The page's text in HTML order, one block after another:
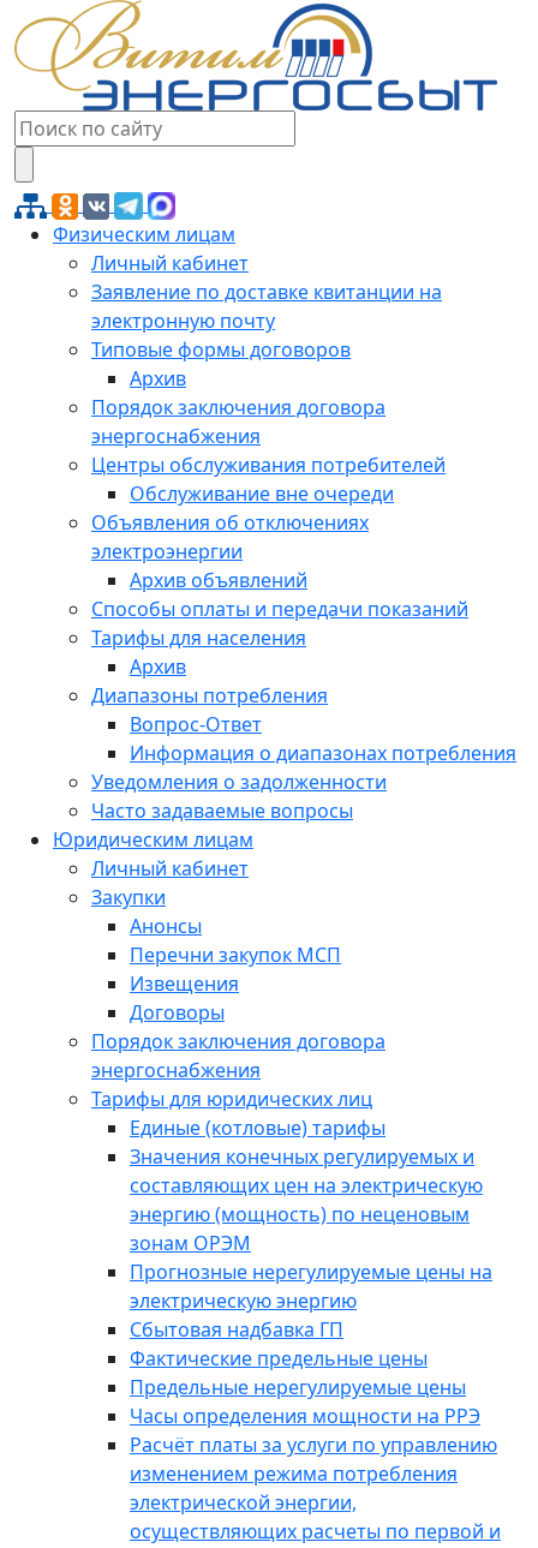
Физическим лицам
Личный кабинет
Заявление по доставке квитанции на
электронную почту
Типовые формы договоров
Архив
Порядок заключения договора
энергоснабжения
Центры обслуживания потребителей
Обслуживание вне очереди
Объявления об отключениях
электроэнергии
Архив объявлений
Способы оплаты и передачи показаний
Тарифы для населения
Архив
Диапазоны потребления
Вопрос-Ответ
Информация о диапазонах потребления
Уведомления о задолженности
Часто задаваемые вопросы
Юридическим лицам
Личный кабинет
Закупки
Анонсы
Перечни закупок МСП
Извещения
Договоры
Порядок заключения договора
энергоснабжения
Тарифы для юридических лиц
Единые (котловые) тарифы
Значения конечных регулируемых и
составляющих цен на электрическую
энергию (мощность) по неценовым
зонам ОРЭМ
Прогнозные нерегулируемые цены на
электрическую энергию
Сбытовая надбавка ГП
Фактические предельные цены
Предельные нерегулируемые цены
Часы определения мощности на РРЭ
Расчёт платы за услуги по управлению
изменением режима потребления
электрической энергии,
осуществляющих расчеты по первой и